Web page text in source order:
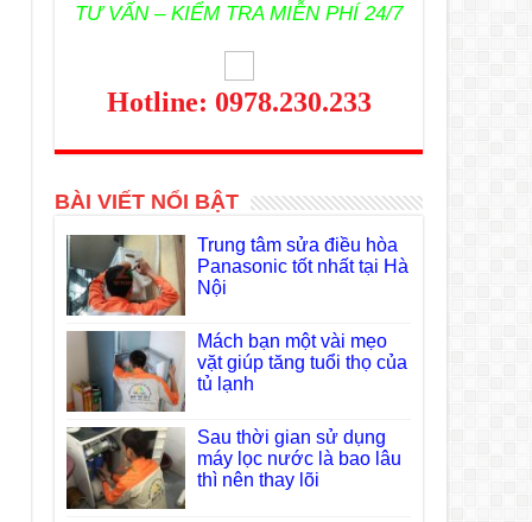
TƯ VẤN – KIỂM TRA MIỄN PHÍ 24/7
Hotline: 0978.230.233
BÀI VIẾT NỔI BẬT
Trung tâm sửa điều hòa
Panasonic tốt nhất tại Hà
Nội
Mách bạn một vài mẹo
vặt giúp tăng tuổi thọ của
tủ lạnh
Sau thời gian sử dụng
máy lọc nước là bao lâu
thì nên thay lõi